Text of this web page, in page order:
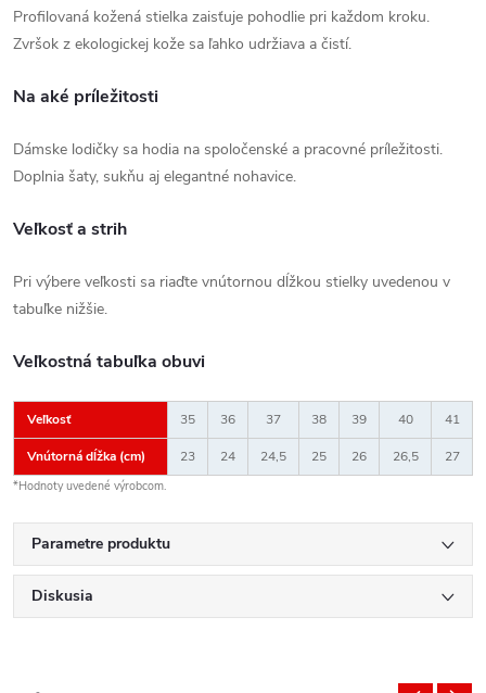
Profilovaná kožená stielka zaisťuje pohodlie pri každom kroku.
Zvršok z ekologickej kože sa ľahko udržiava a čistí.
Na aké príležitosti
Dámske lodičky sa hodia na spoločenské a pracovné príležitosti.
Doplnia šaty, sukňu aj elegantné nohavice.
Veľkosť a strih
Pri výbere veľkosti sa riaďte vnútornou dĺžkou stielky uvedenou v
tabuľke nižšie.
Veľkostná tabuľka obuvi
Veľkosť 35 36 37 38 39 40 41
Vnútorná dĺžka (cm) 23 24 24,5 25 26 26,5 27
*Hodnoty uvedené výrobcom.
Parametre produktu
Diskusia